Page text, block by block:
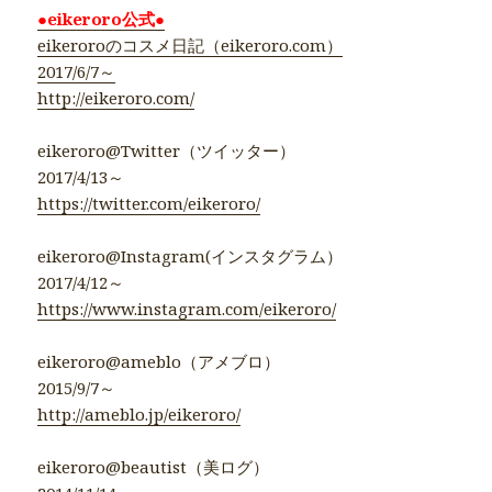
●eikeroro公式●
eikeroroのコスメ日記（eikeroro.com）
2017/6/7～
http://eikeroro.com/
eikeroro@Twitter（ツイッター）
2017/4/13～
https://twitter.com/eikeroro/
eikeroro@Instagram(インスタグラム）
2017/4/12～
https://www.instagram.com/eikeroro/
eikeroro@ameblo（アメブロ）
2015/9/7～
http://ameblo.jp/eikeroro/
eikeroro@beautist（美ログ）